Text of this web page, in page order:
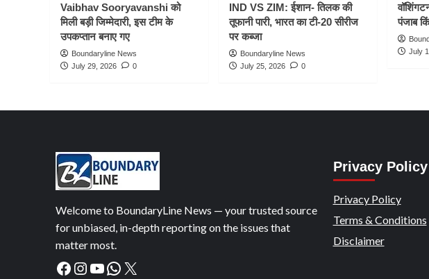
Vaibhav Sooryavanshi को
मिली बड़ी जिम्मेदारी, इस टीम के
उपकप्तान बनाए गए
Boundaryline News
July 29, 2026
0
IND VS ZIM: ईशान- तिलक की
तूफानी पारी, भारत का टी-20 सीरीज
पर कब्जा
Boundaryline News
July 25, 2026
0
पंजाब
July
Welcome to BoundaryLine News — your trusted source
for unbiased, in-depth reporting on the issues that
matter most.
Facebook
Instagram
YouTube
WhatsApp
X
Privacy Policy
Privacy Policy
Terms & Conditions
Disclaimer